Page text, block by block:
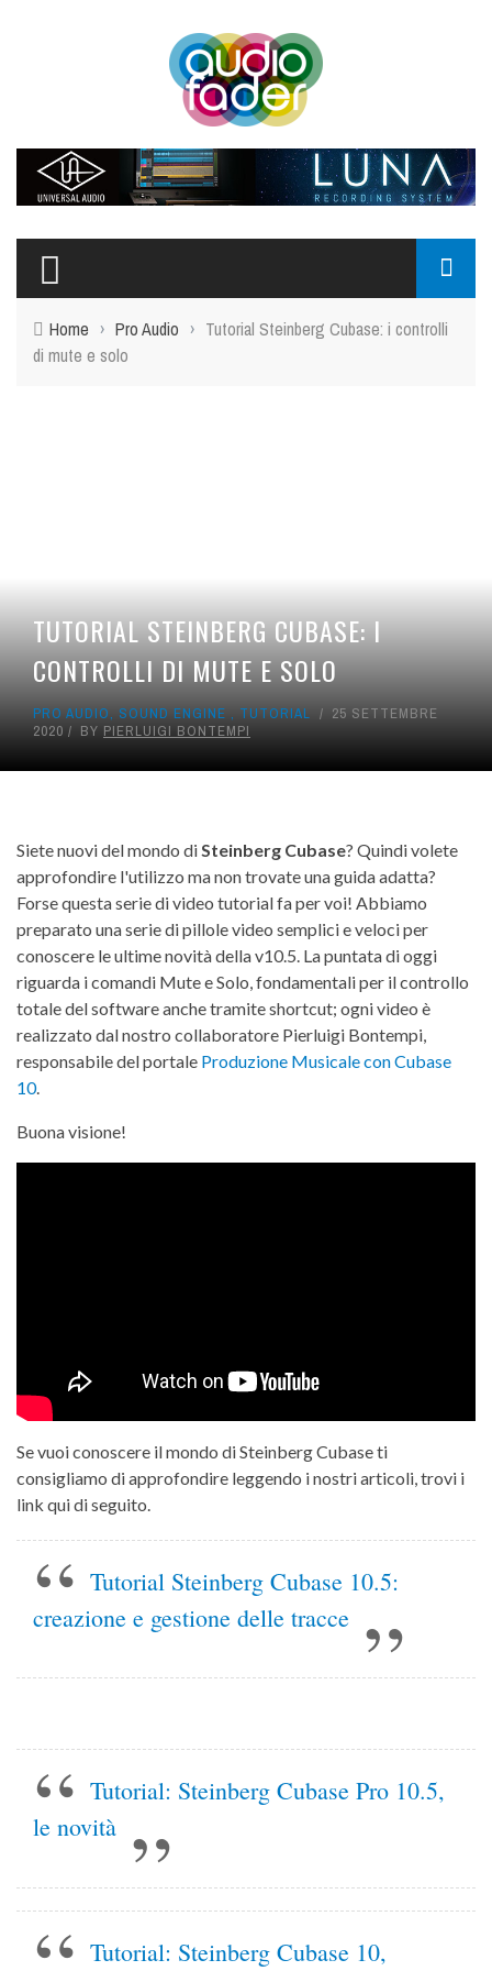
Home › Pro Audio › Tutorial Steinberg Cubase: i controlli
di mute e solo
TUTORIAL STEINBERG CUBASE: I
CONTROLLI DI MUTE E SOLO
PRO AUDIO, SOUND ENGINE , TUTORIAL
25 SETTEMBRE
2020
BY PIERLUIGI BONTEMPI
Siete nuovi del mondo di Steinberg Cubase? Quindi volete
approfondire l'utilizzo ma non trovate una guida adatta?
Forse questa serie di video tutorial fa per voi! Abbiamo
preparato una serie di pillole video semplici e veloci per
conoscere le ultime novità della v10.5. La puntata di oggi
riguarda i comandi Mute e Solo, fondamentali per il controllo
totale del software anche tramite shortcut; ogni video è
realizzato dal nostro collaboratore Pierluigi Bontempi,
responsabile del portale Produzione Musicale con Cubase
10.
Buona visione!
Se vuoi conoscere il mondo di Steinberg Cubase ti
consigliamo di approfondire leggendo i nostri articoli, trovi i
link qui di seguito.
Tutorial Steinberg Cubase 10.5:
creazione e gestione delle tracce
Tutorial: Steinberg Cubase Pro 10.5,
le novità
Tutorial: Steinberg Cubase 10,